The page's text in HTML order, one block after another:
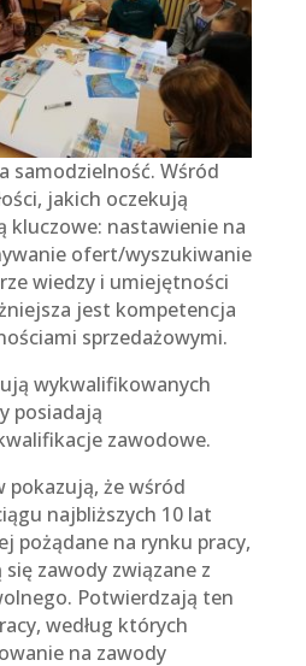
samodzielność. Wśród
jakich oczekują
kluczowe: nastawienie na
ofert/wyszukiwanie
wiedzy i umiejętności
jest kompetencja
sprzedażowymi.
wykwalifikowanych
posiadają
zawodowe.
pokazują, że wśród
najbliższych 10 lat
pożądane na rynku pracy,
zawody związane z
Potwierdzają ten
według których
na zawody